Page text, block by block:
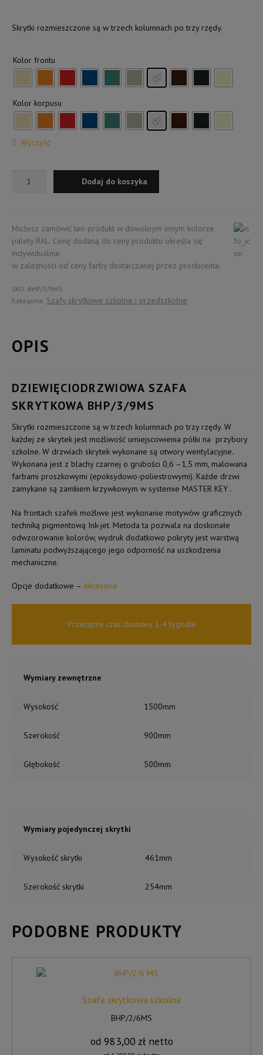
Skrytki rozmieszczone są w trzech kolumnach po trzy rzędy.
Kolor frontu
Kolor korpusu
Wyczyść
Szafa
Dodaj do koszyka
Możesz zamówić ten produkt w dowolnym innym kolorze
palety RAL. Cenę dodaną do ceny produktu określa się
indywidualnie
w zależności od ceny farby dostarczanej przez producenta.
SKU: BHP/3/9MS
Kategoria: Szafy skrytkowe szkolne i przedszkolne
OPIS
DZIEWIĘCIODRZWIOWA SZAFA
SKRYTKOWA BHP/3/9MS
Skrytki rozmieszczone są w trzech kolumnach po trzy rzędy. W
każdej ze skrytek jest możliwość umiejscowienia półki na przybory
szkolne. W drzwiach skrytek wykonane są otwory wentylacyjne.
Wykonana jest z blachy czarnej o grubości 0,6 –1,5 mm, malowana
farbami proszkowymi (epoksydowo-poliestrowymi). Każde drzwi
zamykane są zamkiem krzywkowym w systemie MASTER KEY .
Na frontach szafek możliwe jest wykonanie motywów graficznych
techniką pigmentową Ink-jet. Metoda ta pozwala na doskonałe
odwzorowanie kolorów, wydruk dodatkowo pokryty jest warstwą
laminatu podwyższającego jego odporność na uszkodzenia
mechaniczne.
Opcje dodatkowe – Akcesoria
Przeciętny czas dostawy 1-4 tygodni
Wymiary zewnętrzne
Wysokość 1500mm
Szerokość 900mm
Głębokość 500mm
Wymiary pojedynczej skrytki
Wysokość skrytki 461mm
Szerokość skrytki 254mm
PODOBNE PRODUKTY
Szafa skrytkowa szkolna
BHP/2/6MS
od 983,00 złnetto